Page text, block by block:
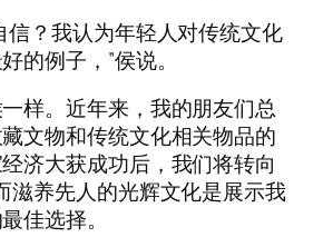
信？我认为年轻人对传统文化
的例子，”侯说。
样。近年来，我的朋友们总
文物和传统文化相关物品的
济大获成功后，我们将转向
养先人的光辉文化是展示我
佳选择。